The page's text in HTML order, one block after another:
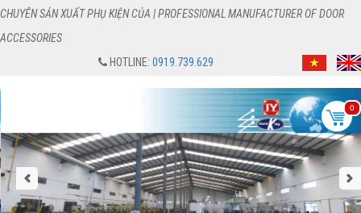
CHUYÊN SẢN XUẤT PHỤ KIỆN CỦA | PROFESSIONAL MANUFACTURER OF DOOR
ACCESSORIES
HOTLINE: 0919.739.629
0